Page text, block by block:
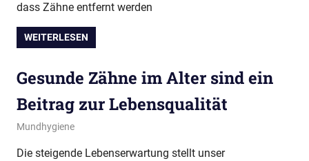
dass Zähne entfernt werden
WEITERLESEN
Gesunde Zähne im Alter sind ein
Beitrag zur Lebensqualität
11. Juni 2013
conamed
Mundhygiene
Die steigende Lebenserwartung stellt unser